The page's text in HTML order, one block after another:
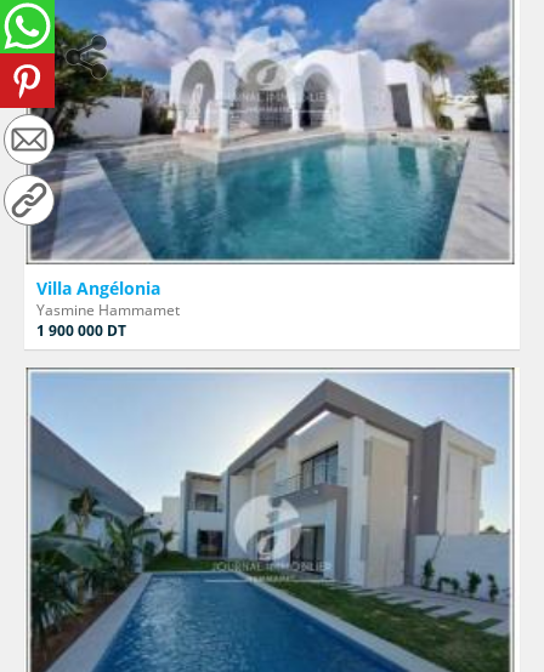
Villa Angélonia
Yasmine Hammamet
1 900 000 DT